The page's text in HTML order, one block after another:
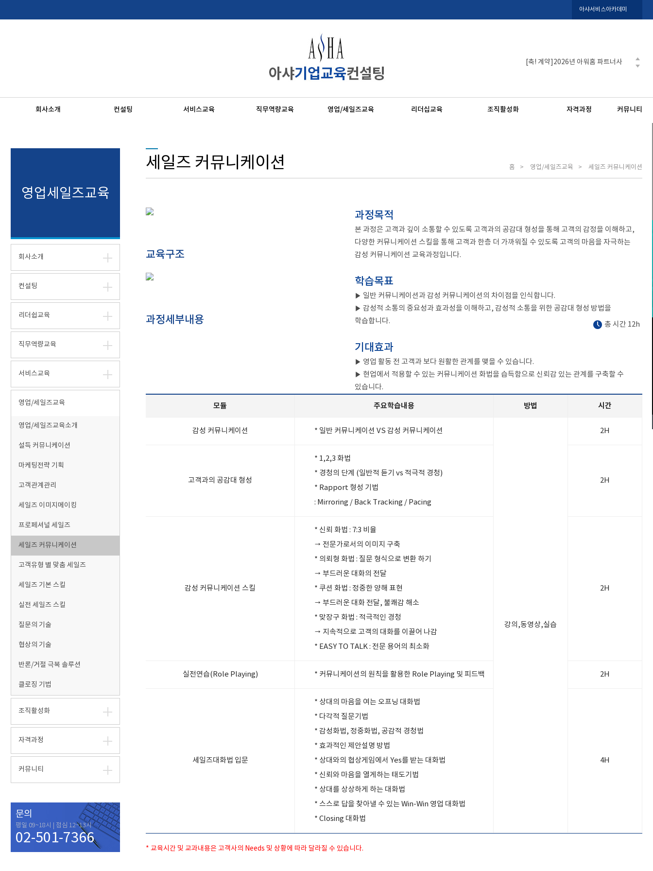
아샤서비스아카데미
[축! 계약]2026년 아워홈 파트너사
[축! 계약]2025년 포르쉐코리아 AS
[축! 계약]2025년 포르쉐코리아 CS
회사소개 컨설팅 서비스교육 직무역량교육 영업/세일즈교육 리더십교육 조직활성화 자격과정 커뮤니티
영업세일즈교육
회사소개
컨설팅
리더쉽교육
직무역량교육
서비스교육
영업/세일즈교육
영업/세일즈교육소개
설득 커뮤니케이션
마케팅전략 기획
고객관계관리
세일즈 이미지메이킹
프로페셔널 세일즈
세일즈 커뮤니케이션
고객유형 별 맞춤 세일즈
세일즈 기본 스킬
실전 세일즈 스킬
질문의 기술
협상의 기술
반론/거절 극복 솔루션
클로징 기법
조직활성화
자격과정
커뮤니티
문의
평일 09~18시 | 점심 12~13시
02-501-7366
세일즈 커뮤니케이션 홈 영업/세일즈교육 세일즈 커뮤니케이션
과정목적
본 과정은 고객과 깊이 소통할 수 있도록 고객과의 공감대 형성을 통해 고객의 감정을 이해하고,
다양한 커뮤니케이션 스킬을 통해 고객과 한층 더 가까워질 수 있도록 고객의 마음을 자극하는
감성 커뮤니케이션 교육과정입니다.
학습목표
▶ 일반 커뮤니케이션과 감성 커뮤니케이션의 차이점을 인식합니다.
▶ 감성적 소통의 중요성과 효과성을 이해하고, 감성적 소통을 위한 공감대 형성 방법을
학습합니다.
기대효과
▶ 영업 활동 전 고객과 보다 원활한 관계를 맺을 수 있습니다.
▶ 현업에서 적용할 수 있는 커뮤니케이션 화법을 습득함으로 신뢰감 있는 관계를 구축할 수
있습니다.
교육구조
과정세부내용 총 시간 12h
모듈 주요학습내용 방법 시간
감성 커뮤니케이션 * 일반 커뮤니케이션 VS 감성 커뮤니케이션
강의,동영상,실습
2H
고객과의 공감대 형성
* 1,2,3 화법
* 경청의 단계 (일반적 듣기 vs 적극적 경청)
* Rapport 형성 기법
: Mirroring / Back Tracking / Pacing
2H
감성 커뮤니케이션 스킬
* 신뢰 화법 : 7:3 비율
→ 전문가로서의 이미지 구축
* 의뢰형 화법 : 질문 형식으로 변환 하기
→ 부드러운 대화의 전달
* 쿠션 화법 : 정중한 양해 표현
→ 부드러운 대화 전달, 불쾌감 해소
* 맞장구 화법 : 적극적인 경청
→ 지속적으로 고객의 대화를 이끌어 나감
* EASY TO TALK : 전문 용어의 최소화
2H
실전연습(Role Playing) * 커뮤니케이션의 원칙을 활용한 Role Playing 및 피드백 2H
세일즈대화법 입문
* 상대의 마음을 여는 오프닝 대화법
* 다각적 질문기법
* 감성화법, 정중화법, 공감적 경청법
* 효과적인 제안설명 방법
* 상대와의 협상게임에서 Yes를 받는 대화법
* 신뢰와 마음을 열게하는 태도기법
* 상대를 상상하게 하는 대화법
* 스스로 답을 찾아낼 수 있는 Win-Win 영업 대화법
* Closing 대화법
4H
* 교육시간 및 교과내용은 고객사의 Needs 및 상황에 따라 달라질 수 있습니다.